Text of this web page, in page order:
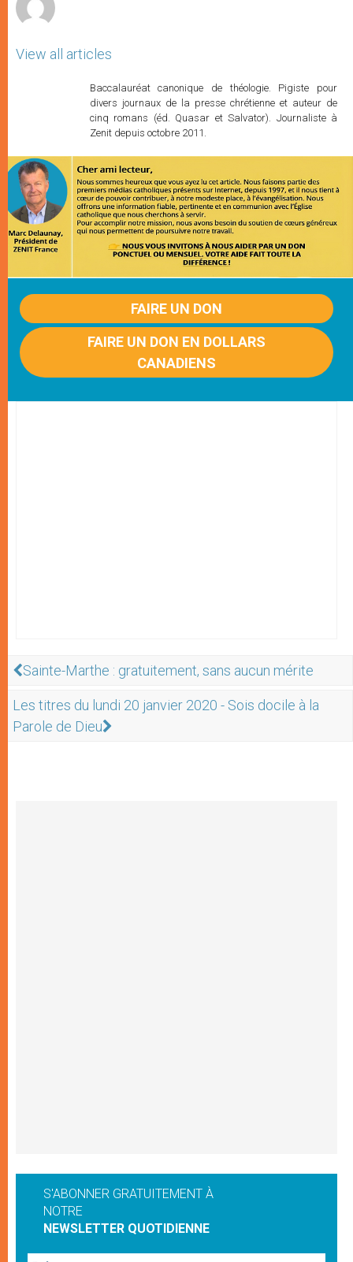
View all articles
Baccalauréat canonique de théologie. Pigiste pour
divers journaux de la presse chrétienne et auteur de
cinq romans (éd. Quasar et Salvator). Journaliste à
Zenit depuis octobre 2011.
FAIRE UN DON
FAIRE UN DON EN DOLLARS
CANADIENS
Sainte-Marthe : gratuitement, sans aucun mérite
Les titres du lundi 20 janvier 2020 - Sois docile à la
Parole de Dieu
S'ABONNER GRATUITEMENT À
NOTRE
NEWSLETTER QUOTIDIENNE